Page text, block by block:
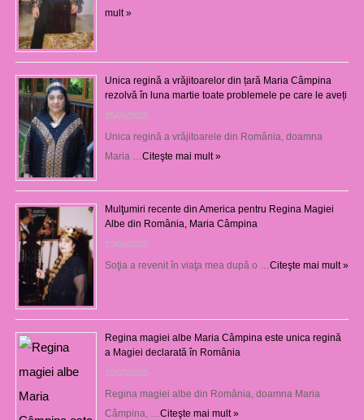
mult »
Unica regină a vrăjitoarelor din țară Maria Câmpina
rezolvă în luna martie toate problemele pe care le aveți
25/09/2025
Unica regină a vrăjitoarele din România, doamna
Maria … Citeşte mai mult »
Mulţumiri recente din America pentru Regina Magiei
Albe din România, Maria Câmpina
23/08/2025
Soţia a revenit în viaţa mea după o … Citeşte mai mult »
Regina magiei albe Maria Câmpina este unica regină
a Magiei declarată în România
16/07/2025
Regina magiei albe din România, doamna Maria
Câmpina, … Citeşte mai mult »